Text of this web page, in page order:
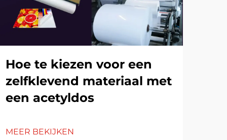
Hoe te kiezen voor een
zelfklevend materiaal met
een acetyldos
MEER BEKIJKEN